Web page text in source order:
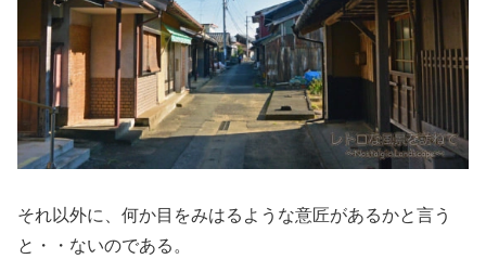
それ以外に、何か目をみはるような意匠があるかと言う
と・・ないのである。